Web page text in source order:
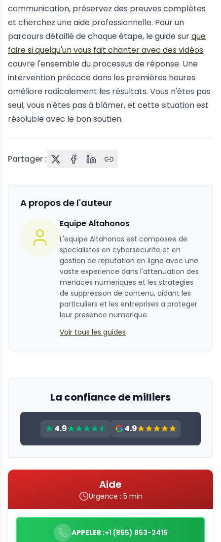
communication, préservez des preuves complètes
et cherchez une aide professionnelle. Pour un
parcours détaillé de chaque étape, le guide surque
faire si quelqu'un vous fait chanter avec des vidéos
couvre l'ensemble du processus de réponse. Une
intervention précoce dans les premières heures
améliore radicalement les résultats. Vous n'êtes pas
seul, vous n'êtes pas à blâmer, et cette situation est
résoluble avec le bon soutien.
Partager :
A propos de l'auteur
Equipe Altahonos
L'equipe Altahonos est composee de
specialistes en cybersecurite et en
gestion de reputation en ligne avec une
vaste experience dans l'attenuation des
menaces numeriques et les strategies
de suppression de contenu, aidant les
particuliers et les entreprises a proteger
leur presence numerique.
Voir tous les guides
La confiance de milliers
4.9 4.9
Aide
Urgence : 5 min
APPELER :+1 (855) 853-2415